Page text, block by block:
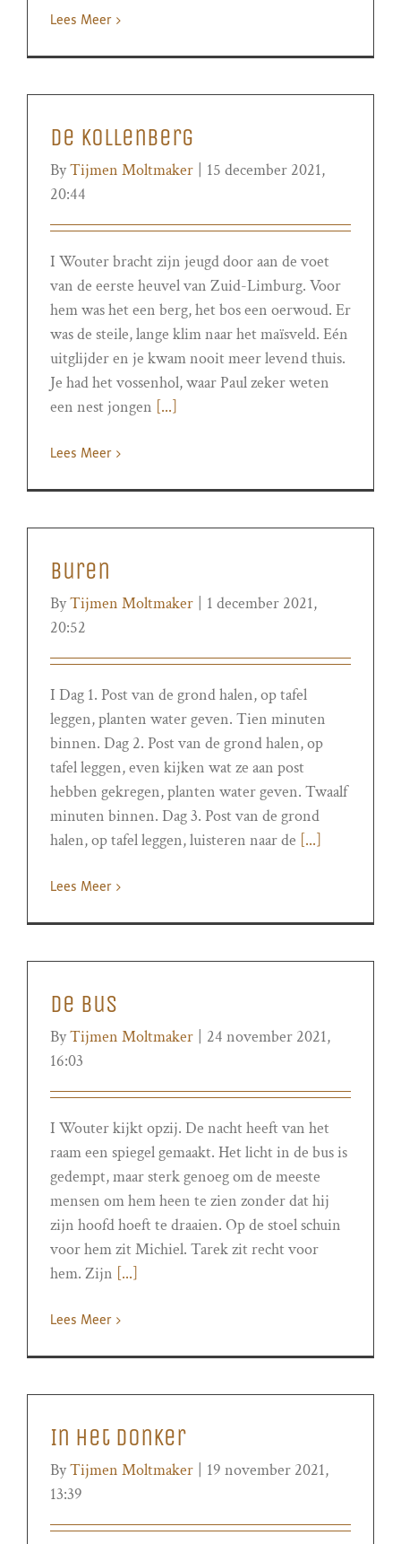
Lees Meer
De Kollenberg
ByTijmen Moltmaker
15 december 2021,
20:44
I Wouter bracht zijn jeugd door aan de voet
van de eerste heuvel van Zuid-Limburg. Voor
hem was het een berg, het bos een oerwoud. Er
was de steile, lange klim naar het maïsveld. Eén
uitglijder en je kwam nooit meer levend thuis.
Je had het vossenhol, waar Paul zeker weten
een nest jongen [...]
Lees Meer
Buren
ByTijmen Moltmaker
1 december 2021,
20:52
I Dag 1. Post van de grond halen, op tafel
leggen, planten water geven. Tien minuten
binnen. Dag 2. Post van de grond halen, op
tafel leggen, even kijken wat ze aan post
hebben gekregen, planten water geven. Twaalf
minuten binnen. Dag 3. Post van de grond
halen, op tafel leggen, luisteren naar de [...]
Lees Meer
De bus
ByTijmen Moltmaker
24 november 2021,
16:03
I Wouter kijkt opzij. De nacht heeft van het
raam een spiegel gemaakt. Het licht in de bus is
gedempt, maar sterk genoeg om de meeste
mensen om hem heen te zien zonder dat hij
zijn hoofd hoeft te draaien. Op de stoel schuin
voor hem zit Michiel. Tarek zit recht voor
hem. Zijn [...]
Lees Meer
In het donker
ByTijmen Moltmaker
19 november 2021,
13:39